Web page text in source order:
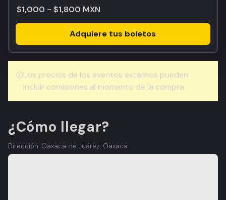
$1,000 - $1,800 MXN
Adquiere tus boletos
Los precios de los eventos externos pueden
incluir comisiones al momento de la compra.
¿Cómo llegar?
Dirección: Oaxaca de Juárez, Oaxaca